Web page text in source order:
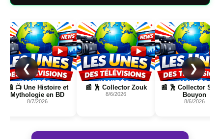
❮
Page
📰 📺 Une Histoire et
Mythologie en BD
8/7/2026
Page
📰 🕺 Collector Zouk
8/6/2026
Page
📰 🕺 Collector
Bouyon
8/6/2026
❯